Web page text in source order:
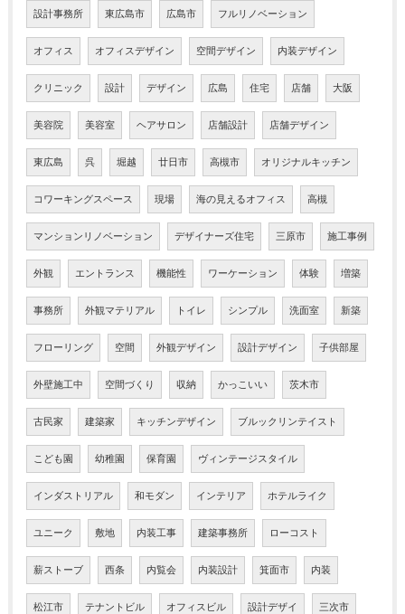
設計事務所 東広島市 広島市 フルリノベーション
オフィス オフィスデザイン 空間デザイン 内装デザイン
クリニック 設計 デザイン 広島 住宅 店舗 大阪
美容院 美容室 ヘアサロン 店舗設計 店舗デザイン
東広島 呉 堀越 廿日市 高槻市 オリジナルキッチン
コワーキングスペース 現場 海の見えるオフィス 高槻
マンションリノベーション デザイナーズ住宅 三原市 施工事例
外観 エントランス 機能性 ワーケーション 体験 増築
事務所 外観マテリアル トイレ シンプル 洗面室 新築
フローリング 空間 外観デザイン 設計デザイン 子供部屋
外壁施工中 空間づくり 収納 かっこいい 茨木市
古民家 建築家 キッチンデザイン ブルックリンテイスト
こども園 幼稚園 保育園 ヴィンテージスタイル
インダストリアル 和モダン インテリア ホテルライク
ユニーク 敷地 内装工事 建築事務所 ローコスト
薪ストーブ 西条 内覧会 内装設計 箕面市 内装
松江市 テナントビル オフィスビル 設計デザイ 三次市